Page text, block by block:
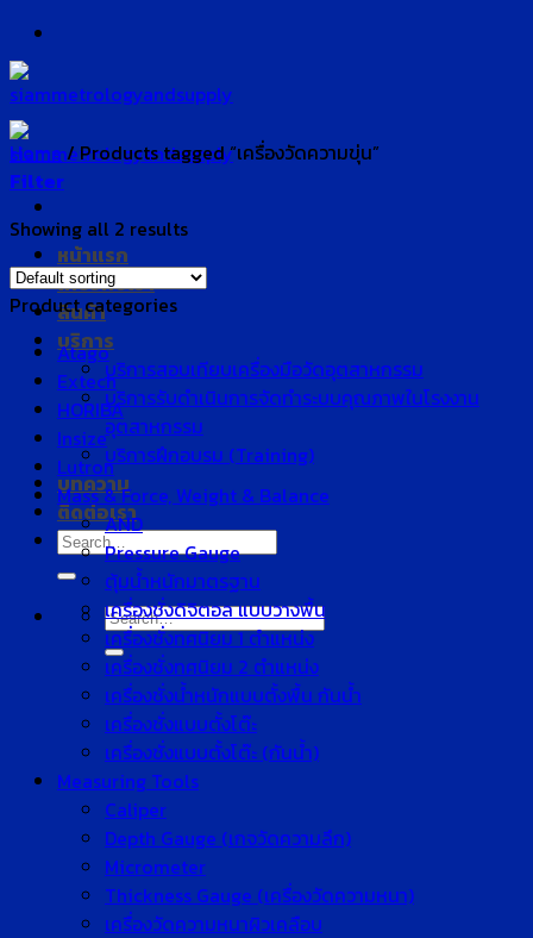
Skip
to
content
หน้าแรก
เกี่ยวกับเรา
สินค้า
บริการ
บริการสอบเทียบเครื่องมือวัดอุตสาหกรรม
บริการรับดำเนินการจัดทำระบบคุณภาพในโรงงาน
อุตสาหกรรม
บริการฝึกอบรม (Training)
บทความ
ติดต่อเรา
Search
for:
Search
for:
Home /Products tagged “เครื่องวัดความขุ่น”
Filter
Showing all 2 results
Product categories
Atago
Extech
HORIBA
Insize
Lutron
Mass & Force, Weight & Balance
AND
Pressure Gauge
ตุ้มน้ำหนักมาตรฐาน
เครื่องชั่งดิจิตอล แบบวางพื้น
เครื่องชั่งทศนิยม 1 ตำแหน่ง
เครื่องชั่งทศนิยม 2 ตำแหน่ง
เครื่องชั่งน้ำหนักแบบตั้งพื้น กันน้ำ
เครื่องชั่งแบบตั้งโต๊ะ
เครื่องชั่งแบบตั้งโต๊ะ (กันน้ำ)
Measuring Tools
Caliper
Depth Gauge (เกจวัดความลึก)
Micrometer
Thickness Gauge (เครื่องวัดความหนา)
เครื่องวัดความหนาผิวเคลือบ